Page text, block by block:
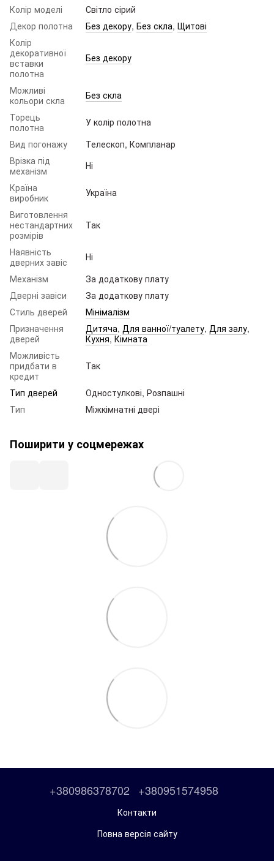
Колір моделі
Світло сірий
Декор полотна
Без декору, Без скла, Щитові
Колір
декоративної
вставки
полотна
Без декору
Можливі
кольори скла
Без скла
Торець
полотна
У колір полотна
Вид погонажу
Телескоп, Компланар
Врізка під
механізм
Ні
Країна
виробник
Україна
Виготовлення
нестандартних
розмірів
Так
Наявність
дверних завіс
Ні
Механізм
За додаткову плату
Дверні завіси
За додаткову плату
Стиль дверей
Мінімалізм
Призначення
дверей
Дитяча, Для ванної/туалету, Для залу,
Кухня,Кімната
Можливість
придбати в
кредит
Так
Тип дверей
Одностулкові, Розпашні
Тип
Міжкімнатні двері
Поширити у соцмережах
+380986378702 +380951574958
Контакти
Повна версія сайту